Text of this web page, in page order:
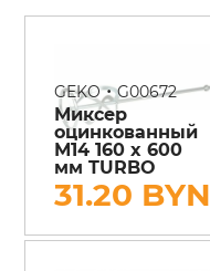
GEKO•G00672
Миксер
оцинкованный
М14 160 x 600
мм TURBO
31.20 BYN